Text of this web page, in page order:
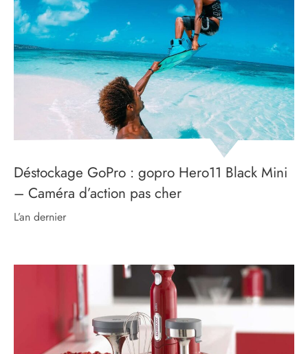
Déstockage GoPro : gopro Hero11 Black Mini
– Caméra d’action pas cher
l’an dernier